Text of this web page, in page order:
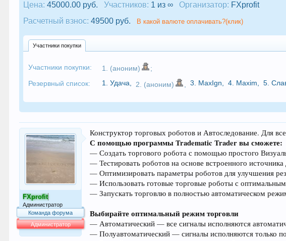
Цена: 45000.00 руб. Участников: 1 из ∞ Организатор: FXprofit
Расчетный взнос: 49500 руб. В какой валюте оплачивать?(клик)
Участники покупки
Участники покупки: 1. (аноним)
;
Резервный список:
1.Удача 2. (аноним) 3. MaxIgn 4. Maxim 5.
FXprofit
Администратор
Команда форума
Администратор
Конструктор торговых роботов и Автоследование. Для
С помощью программы Tradematic Trader вы сможете:
— Создать торгового робота с помощью простого
— Тестировать роботов на основе встроенного
— Оптимизировать параметры роботов для улучшения
— Использовать готовые торговые роботы с
— Запускать торговлю в полностью автоматическом
Выбирайте оптимальный режим торговли
— Автоматический — все сигналы исполняются
— Полуавтоматический — сигналы исполняются только